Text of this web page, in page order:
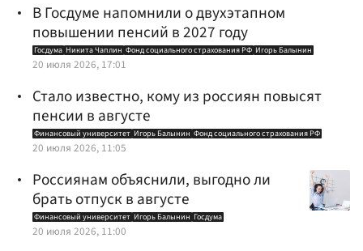
В Госдуме напомнили о двухэтапном
повышении пенсий в 2027 году
Госдума Никита Чаплин Фонд социального страхования РФ Игорь Балынин
20 июля 2026, 17:01
Стало известно, кому из россиян повысят
пенсии в августе
Финансовый университет Игорь Балынин Фонд социального страхования РФ
20 июля 2026, 11:05
Россиянам объяснили, выгодно ли
брать отпуск в августе
Финансовый университет Игорь Балынин Госдума
20 июля 2026, 11:00